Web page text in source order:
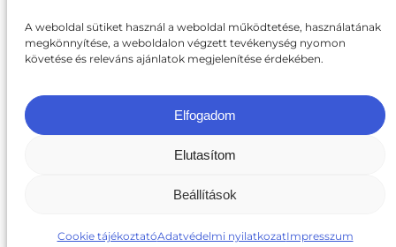
A weboldal sütiket használ a weboldal működtetése, használatának
megkönnyítése, a weboldalon végzett tevékenység nyomon
követése és releváns ajánlatok megjelenítése érdekében.
Elfogadom
Elutasítom
Beállítások
Cookie tájékoztatóAdatvédelmi nyilatkozatImpresszum
ite@a
ki.gov.